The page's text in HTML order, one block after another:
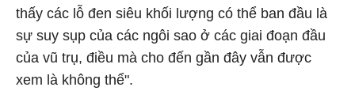
thấy các lỗ đen siêu khối lượng có thể ban đầu là
sự suy sụp của các ngôi sao ở các giai đoạn đầu
của vũ trụ, điều mà cho đến gần đây vẫn được
xem là không thể".